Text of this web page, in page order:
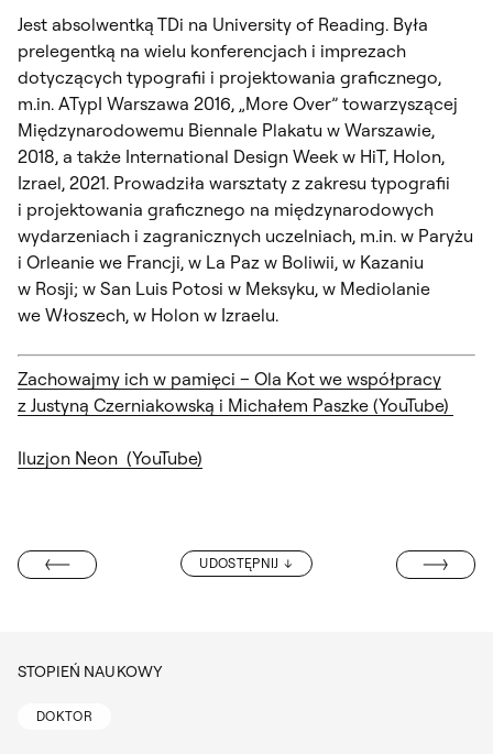
Jest absolwentką TDi na University of Reading. Była
prelegentką na wielu konferencjach i imprezach
dotyczących typografii i projektowania graficznego,
m.in. ATypI Warszawa 2016, „More Over” towarzyszącej
Międzynarodowemu Biennale Plakatu w Warszawie,
2018, a także International Design Week w HiT, Holon,
Izrael, 2021. Prowadziła warsztaty z zakresu typografii
i projektowania graficznego na międzynarodowych
wydarzeniach i zagranicznych uczelniach, m.in. w Paryżu
i Orleanie we Francji, w La Paz w Boliwii, w Kazaniu
w Rosji; w San Luis Potosi w Meksyku, w Mediolanie
we Włoszech, w Holon w Izraelu.
Zachowajmy ich w pamięci – Ola Kot we współpracy
z Justyną Czerniakowską i Michałem Paszke (YouTube)
Iluzjon Neon (YouTube)
UDOSTĘPNIJ MGR
STOPIEŃ NAUKOWY
DOKTOR